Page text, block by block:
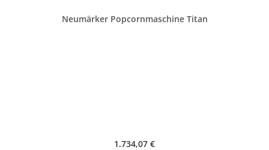
Neumärker Popcornmaschine Titan
Regulärer Preis:
1.734,07 €